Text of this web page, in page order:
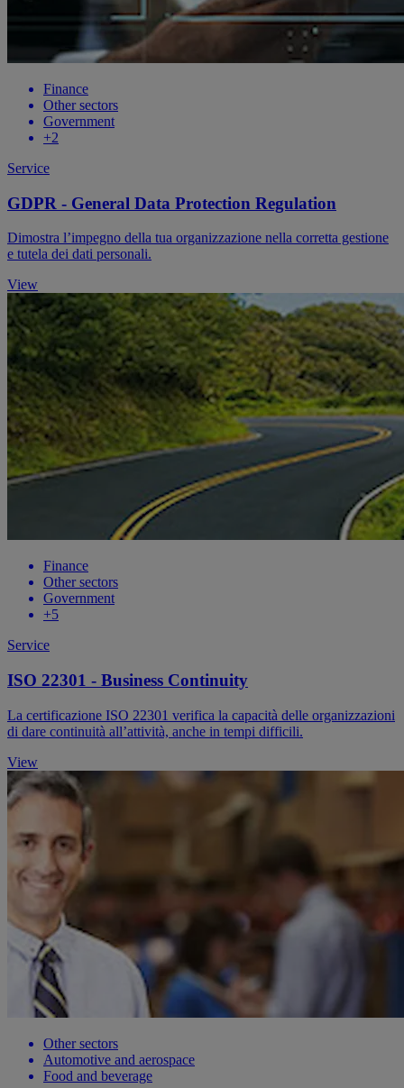
Finance
Other sectors
Government
+2
Service
GDPR - General Data Protection Regulation
Dimostra l’impegno della tua organizzazione nella corretta gestione
e tutela dei dati personali.
View
Finance
Other sectors
Government
+5
Service
ISO 22301 - Business Continuity
La certificazione ISO 22301 verifica la capacità delle organizzazioni
di dare continuità all’attività, anche in tempi difficili.
View
Other sectors
Automotive and aerospace
Food and beverage